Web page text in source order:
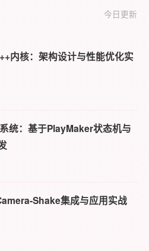
今日更新
内核：架构设计与性能优化实
统：基于PlayMaker状态机与
Shake集成与应用实战